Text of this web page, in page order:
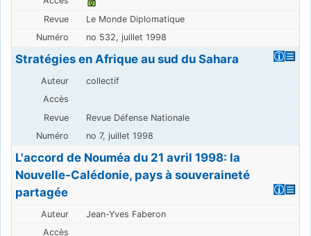
Le Monde Diplomatique
no 532, juillet 1998
Stratégies en Afrique au sud du Sahara
collectif
Revue Défense Nationale
no 7, juillet 1998
L'accord de Nouméa du 21 avril 1998: la
Nouvelle-Calédonie, pays à souveraineté
partagée
Jean-Yves Faberon